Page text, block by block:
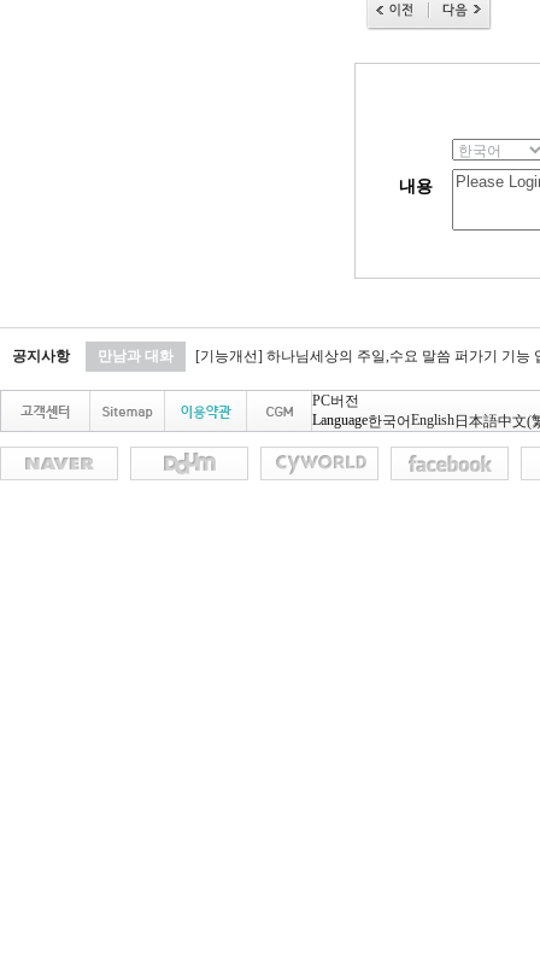
내용
공지사항 만남과 대화 [기능개선] 하나님세상의 주일,수요 말씀 퍼가기 기능
PC버전
Language한국어English日本語中文(